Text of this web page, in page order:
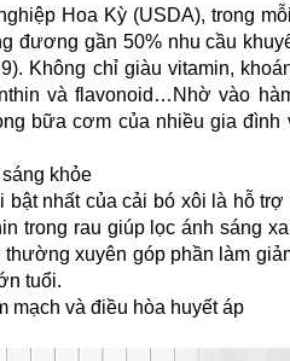
Hoa Kỳ (USDA), trong
đương gần 50% nhu cầu
Không chỉ giàu vitamin,
và flavonoid…Nhờ vào
bữa cơm của nhiều gia
khỏe
bật nhất của cải bó xôi là hỗ
trong rau giúp lọc ánh sáng
xuyên góp phần làm
tuổi.
mạch và điều hòa huyết áp